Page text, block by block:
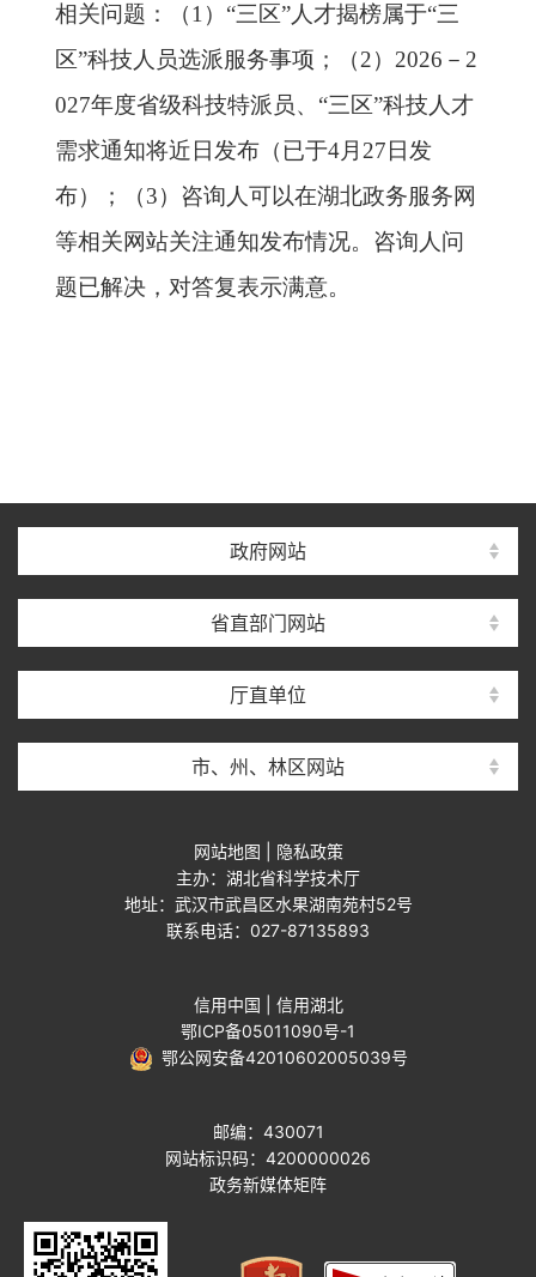
相关问题：（1）“三区”人才揭榜属于“三
区”科技人员选派服务事项；（2）2026－2
027年度省级科技特派员、“三区”科技人才
需求通知将近日发布 （已于4月27日 发
布）
；（3）咨询人可以在湖北政务服务网
等相关网站关注通知发布情况。咨询人问
题已解决，对答复表示满意。
政府网站
省直部门网站
厅直单位
市、州、林区网站
网站地图
隐私政策
主办：湖北省科学技术厅
地址：武汉市武昌区水果湖南苑村52号
联系电话：027-87135893
信用中国
信用湖北
鄂ICP备05011090号-1
鄂公网安备42010602005039号
邮编：430071
网站标识码：4200000026
政务新媒体矩阵